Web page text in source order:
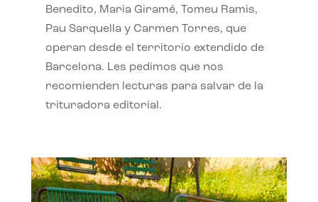
Benedito, Maria Giramé, Tomeu Ramis,
Pau Sarquella y Carmen Torres, que
operan desde el territorio extendido de
Barcelona. Les pedimos que nos
recomienden lecturas para salvar de la
trituradora editorial.